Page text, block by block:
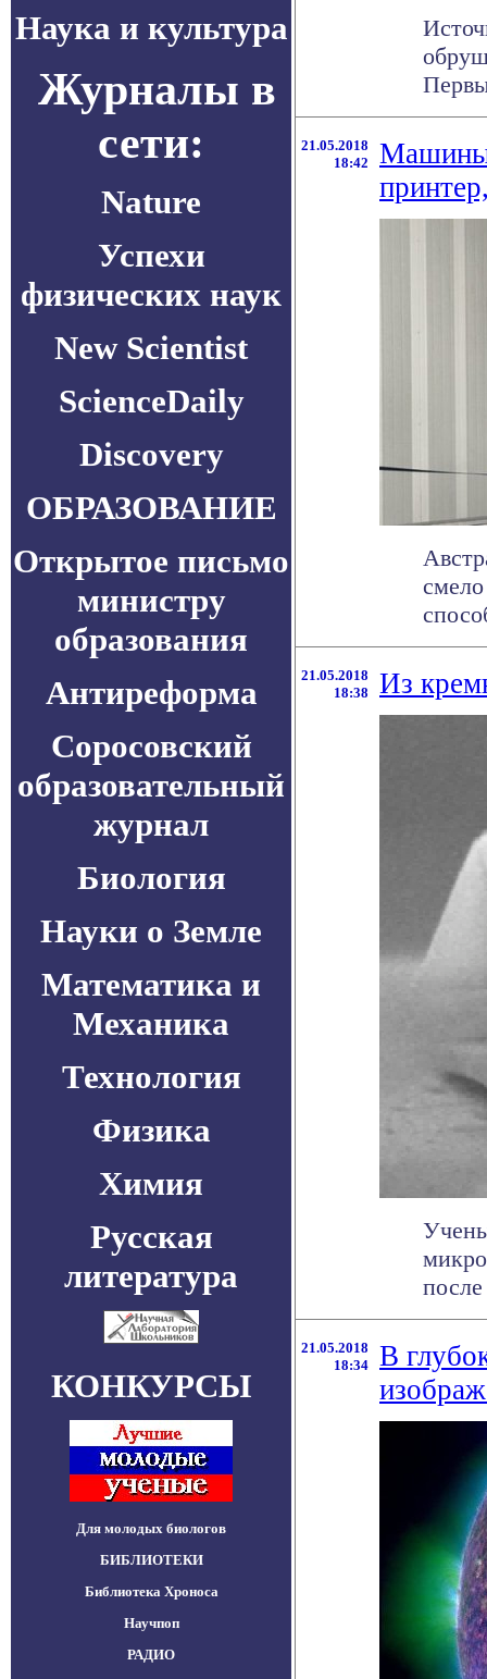
Наука и культура
Журналы в
сети:
Nature
Успехи
физических наук
New Scientist
ScienceDaily
Discovery
ОБРАЗОВАНИЕ
Открытое письмо
министру
образования
Антиреформа
Соросовский
образовательный
журнал
Биология
Науки о Земле
Математика и
Механика
Технология
Физика
Химия
Русская
литература
КОНКУРСЫ
Для молодых биологов
БИБЛИОТЕКИ
Библиотека Хроноса
Научпоп
РАДИО
21.05.2018
18:42
21.05.2018
18:38
Из
21.05.2018
18:34
В